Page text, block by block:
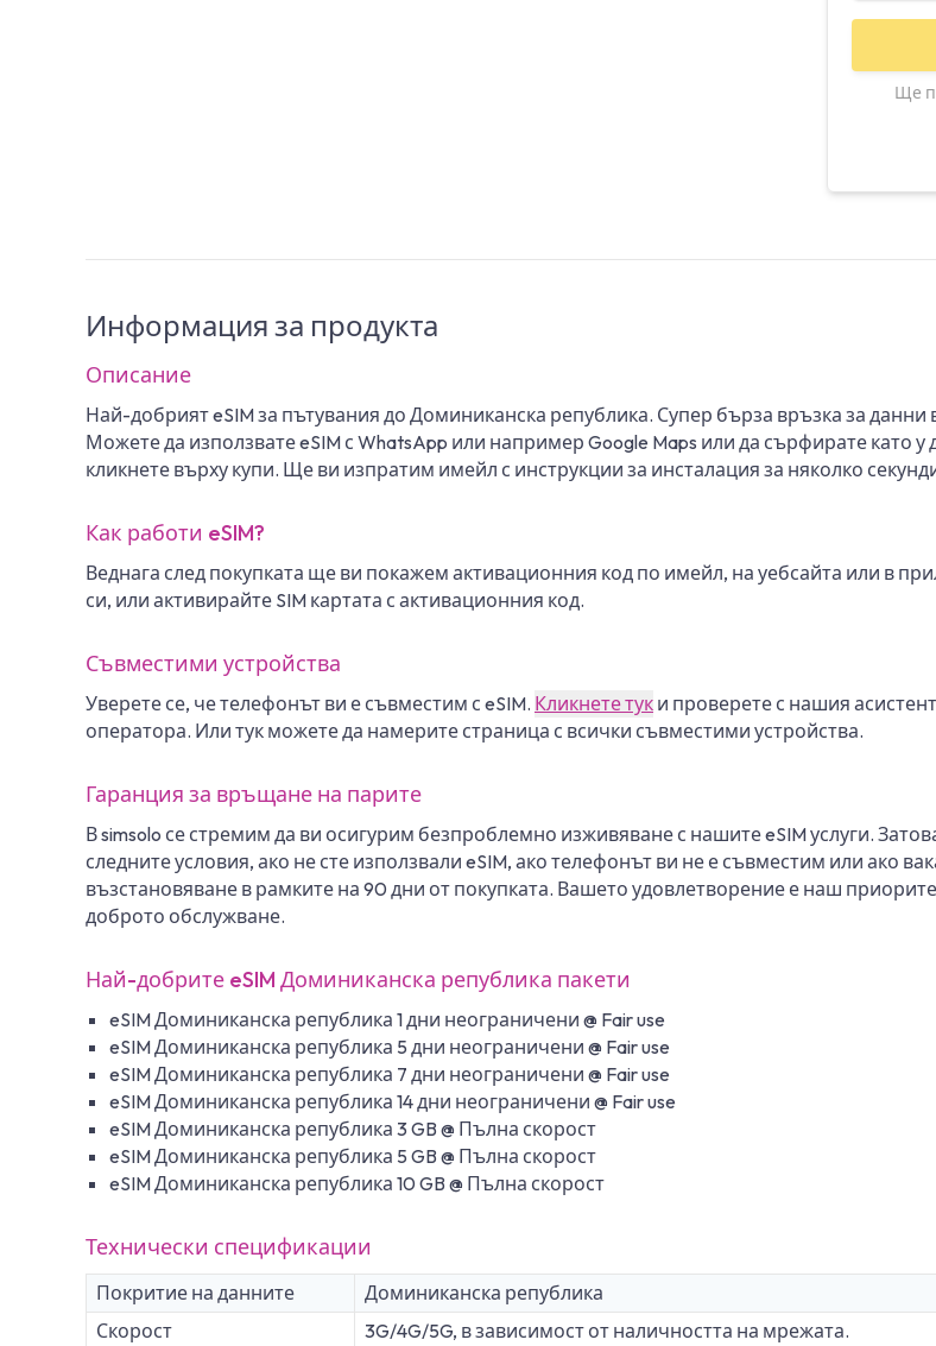
Ще
Информация за продукта
Описание
Най-добрият eSIM за пътувания до Доминиканска република. Супер бърза връзка за
Можете да използвате eSIM с WhatsApp или например Google Maps или да сърфирате като
кликнете върху купи. Ще ви изпратим имейл с инструкции за инсталация за няколко
Как работи eSIM?
Веднага след покупката ще ви покажем активационния код по имейл, на уебсайта или в
си, или активирайте SIM картата с активационния код.
Съвместими устройства
Уверете се, че телефонът ви е съвместим с eSIM. Кликнете тук и проверете с нашия
оператора. Или тук можете да намерите страница с всички съвместими устройства.
Гаранция за връщане на парите
В simsolo се стремим да ви осигурим безпроблемно изживяване с нашите eSIM услуги.
следните условия, ако не сте използвали eSIM, ако телефонът ви не е съвместим или ако
възстановяване в рамките на 90 дни от покупката. Вашето удовлетворение е наш
доброто обслужване.
Най-добрите eSIM Доминиканска република пакети
eSIM Доминиканска република 1 дни неограничени @ Fair use
eSIM Доминиканска република 5 дни неограничени @ Fair use
eSIM Доминиканска република 7 дни неограничени @ Fair use
eSIM Доминиканска република 14 дни неограничени @ Fair use
eSIM Доминиканска република 3 GB @ Пълна скорост
eSIM Доминиканска република 5 GB @ Пълна скорост
eSIM Доминиканска република 10 GB @ Пълна скорост
Технически спецификации
Покритие на данните
Доминиканска република
Скорост
3G/4G/5G, в зависимост от наличността на мрежата.